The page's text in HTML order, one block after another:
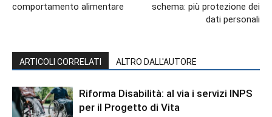
comportamento alimentare
schema: più protezione dei
dati personali
ARTICOLI CORRELATI ALTRO DALL'AUTORE
Riforma Disabilità: al via i servizi INPS
per il Progetto di Vita